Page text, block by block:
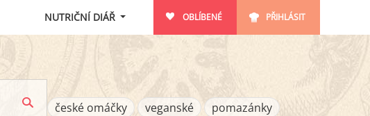
NUTRIČNÍ DIÁŘ OBLÍBENÉ PŘIHLÁSIT
české omáčky veganské pomazánky